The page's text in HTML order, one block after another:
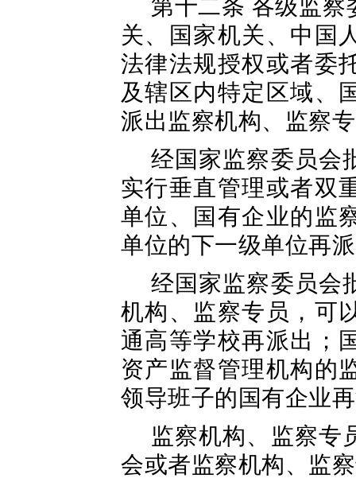
第十二条 各级监
关、国家机关、中国
法律法规授权或者委
及辖区内特定区域、
派出监察机构、监察
经国家监察委员会
实行垂直管理或者双
单位、国有企业的监
单位的下一级单位再
经国家监察委员会
机构、监察专员，可
通高等学校再派出；
资产监督管理机构的
领导班子的国有企业
监察机构、监察专
会或者监察机构、监